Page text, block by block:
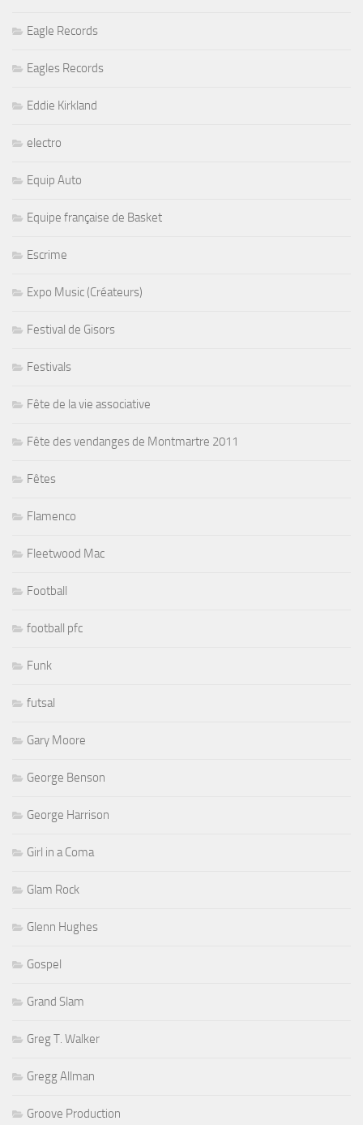
Eagle Records
Eagles Records
Eddie Kirkland
electro
Equip Auto
Equipe française de Basket
Escrime
Expo Music (Créateurs)
Festival de Gisors
Festivals
Fête de la vie associative
Fête des vendanges de Montmartre 2011
Fêtes
Flamenco
Fleetwood Mac
Football
football pfc
Funk
futsal
Gary Moore
George Benson
George Harrison
Girl in a Coma
Glam Rock
Glenn Hughes
Gospel
Grand Slam
Greg T. Walker
Gregg Allman
Groove Production